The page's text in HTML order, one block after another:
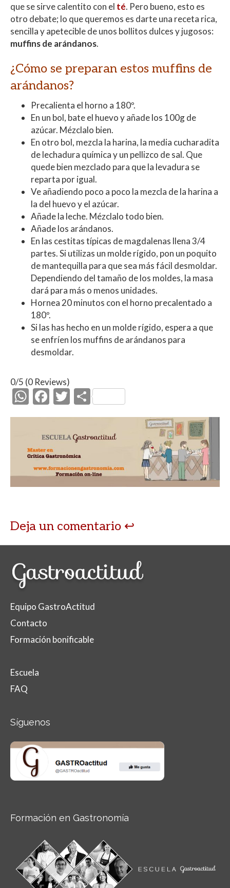
que se sirve calentito con el té. Pero bueno, esto es
otro debate; lo que queremos es darte una receta rica,
sencilla y apetecible de unos bollitos dulces y jugosos:
muffins de arándanos.
¿Cómo se preparan estos muffins de
arándanos?
Precalienta el horno a 180º.
En un bol, bate el huevo y añade los 100g de
azúcar. Mézclalo bien.
En otro bol, mezcla la harina, la media cucharadita
de lechadura química y un pellizco de sal. Que
quede bien mezclado para que la levadura se
reparta por igual.
Ve añadiendo poco a poco la mezcla de la harina a
la del huevo y el azúcar.
Añade la leche. Mézclalo todo bien.
Añade los arándanos.
En las cestitas típicas de magdalenas llena 3/4
partes. Si utilizas un molde rígido, pon un poquito
de mantequilla para que sea más fácil desmoldar.
Dependiendo del tamaño de los moldes, la masa
dará para más o menos unidades.
Hornea 20 minutos con el horno precalentado a
180º.
Si las has hecho en un molde rígido, espera a que
se enfríen los muffins de arándanos para
desmoldar.
0/5 (0 Reviews)
W
h
at
s
A
p
F
ac
e
b
o
o
T
w
itt
er
C
o
p
ar
ti
Deja un comentario
Equipo GastroActitud
Contacto
Formación bonificable
Escuela
FAQ
Síguenos
Formación en Gastronomía